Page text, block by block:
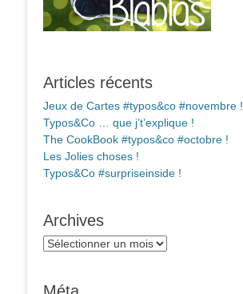
Articles récents
Jeux de Cartes #typos&co #novembre !
Typos&Co … que j’t’explique !
The CookBook #typos&co #octobre !
Les Jolies choses !
Typos&Co #surpriseinside !
Archives
Archives